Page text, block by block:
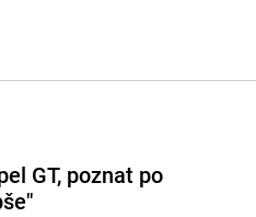
GT, poznat po